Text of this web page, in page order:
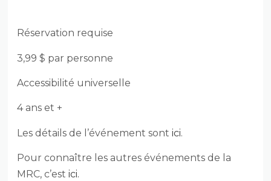
Réservation requise
3,99 $ par personne
Accessibilité universelle
4 ans et +
Les détails de l’événement sontici.
Pour connaître les autres événements de la
MRC, c’estici.